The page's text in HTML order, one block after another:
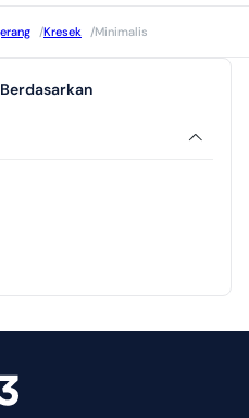
/Kresek /Minimalis